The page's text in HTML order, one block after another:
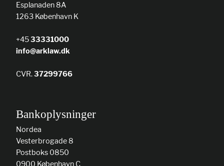
Esplanaden 8A
1263 København K
+4533331000
info@arklaw.dk
CVR.37299766
Bankoplysninger
Nordea
Vesterbrogade 8
Postboks 0850
0900 København C